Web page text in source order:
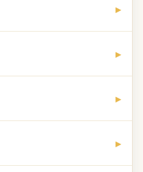
▸
▸
▸
▸